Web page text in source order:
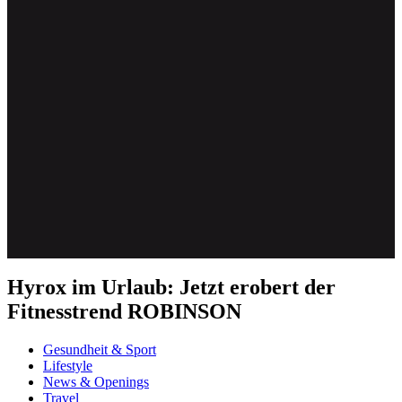
Hyrox im Urlaub: Jetzt erobert der
Fitnesstrend ROBINSON
Gesundheit & Sport
Lifestyle
News & Openings
Travel